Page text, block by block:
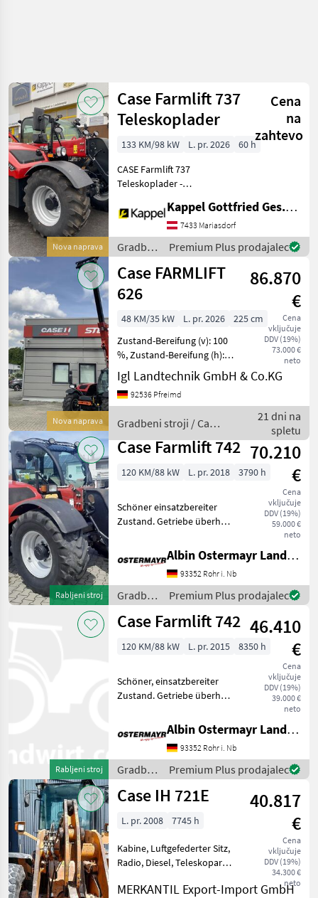
Nova naprava
Case Farmlift 737
Teleskoplader
Cena
na
zahtevo
133 KM/98 kW L. pr. 2026
60 h
CASE Farmlift 737
Teleskoplader -
7 m - Hubkraft: 3.700 kg -
Motor: 4-Zylinder FBT
Motor mit 133 PS, Stufe V -
Getriebe: Powershift 6x
Kappel Gottfried Ges.m.b.H.
7433 Mariasdorf
Gradbeni
stroji /
Case IH
Premium Plus prodajalec
Nova naprava
Case FARMLIFT
626
86.870
€
Cena
vključuje
DDV (19%)
73.000 €
neto
48 KM/35 kW L. pr. 2026
225 cm
Zustand-Bereifung (v): 100
%, Zustand-Bereifung (h):
100 %, Geschwindigkeit: 30
km/h, Tragkraft: 2600 kg,
Hubhöhe: 600 cm,
Arbeitsschein
Igl Landtechnik GmbH & Co.KG
92536 Pfreimd
Gradbeni stroji / Case
IH
21 dni na
spletu
Rabljeni stroj
Case Farmlift 742 70.210
€
Cena
vključuje
DDV (19%)
59.000 €
neto
120 KM/88 kW L. pr. 2018 3790 h
Schöner einsatzbereiter
Zustand. Getriebe überholt.
Gradbeni stroji Teleskopski
nakladalniki
Albin Ostermayr Landmaschinenhandel e.K.
93352 Rohr i. Nb
Gradbeni
stroji /
Case IH
Premium Plus prodajalec
Rabljeni stroj
Case Farmlift 742 46.410
€
Cena
vključuje
DDV (19%)
39.000 €
neto
120 KM/88 kW L. pr. 2015 8350 h
Schöner, einsatzbereiter
Zustand. Getriebe überholt.
hidravlična blokada orodja,
klimatska naprava
Gradbeni stroji Teleskopski
nakladalniki
Albin Ostermayr Landmaschinenhandel e.K.
93352 Rohr i. Nb
Gradbeni
stroji /
Case IH
Premium Plus prodajalec
Case IH 721E
40.817
€
Cena
vključuje
DDV (19%)
34.300 €
neto
L. pr. 2008 7745 h
Kabine, Luftgefederter Sitz,
Radio, Diesel, Teleskoparm
________ Baujahr 2008
MERKANTIL Export-Import GmbH